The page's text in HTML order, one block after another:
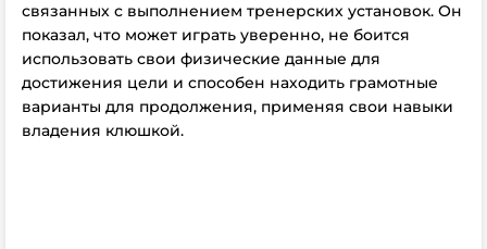
связанных с выполнением тренерских установок. Он
показал, что может играть уверенно, не боится
использовать свои физические данные для
достижения цели и способен находить грамотные
варианты для продолжения, применяя свои навыки
владения клюшкой.